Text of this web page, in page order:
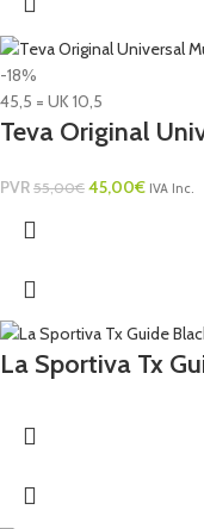
-18%
45,5 = UK 10,5
Teva Original
PVR 55,00€ 45,00€ IVA Inc.
La Sportiva Tx